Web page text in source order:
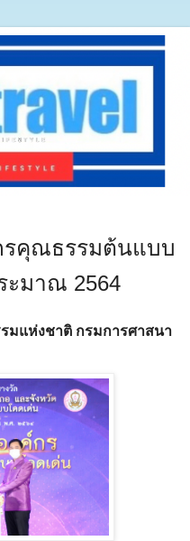
รคุณธรรมต้นแบบ
ะมาณ 2564
มแห่งชาติ กรมการศาสนา